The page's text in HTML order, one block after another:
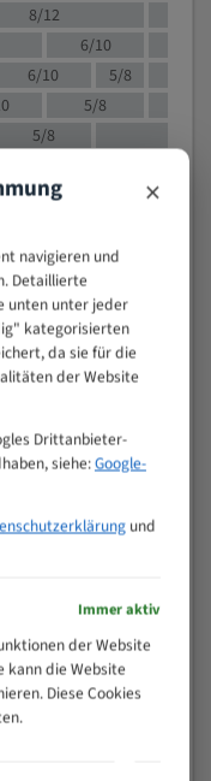
8/12
6/10
6/10
5/8
5/8
5/8
4/5
×
navigieren und
Detaillierte
unten unter jeder
kategorisierten
da sie für die
der Website
Drittanbieter-
siehe:Google-
und
Immer aktiv
der Website
kann die Website
Diese Cookies